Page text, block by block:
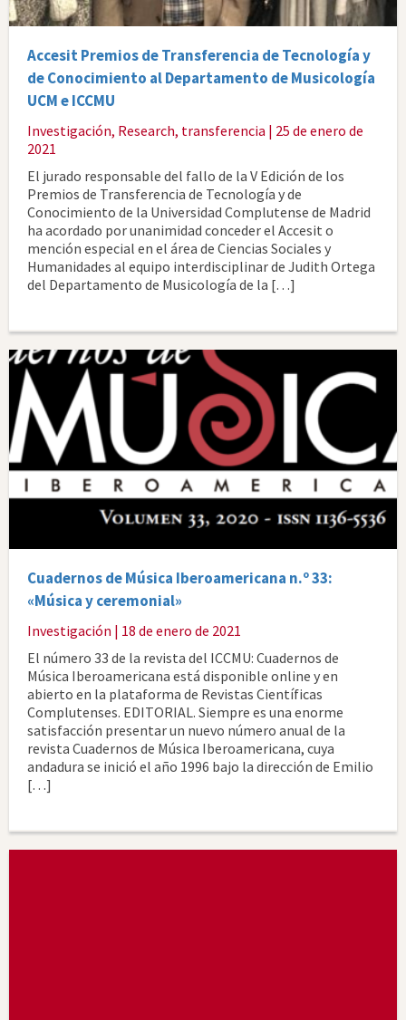
Accesit Premios de Transferencia de Tecnología y
de Conocimiento al Departamento de Musicología
UCM e ICCMU
Investigación, Research, transferencia | 25 de enero de
2021
El jurado responsable del fallo de la V Edición de los
Premios de Transferencia de Tecnología y de
Conocimiento de la Universidad Complutense de Madrid
ha acordado por unanimidad conceder el Accesit o
mención especial en el área de Ciencias Sociales y
Humanidades al equipo interdisciplinar de Judith Ortega
del Departamento de Musicología de la […]
Cuadernos de Música Iberoamericana n.º 33:
«Música y ceremonial»
Investigación | 18 de enero de 2021
El número 33 de la revista del ICCMU: Cuadernos de
Música Iberoamericana está disponible online y en
abierto en la plataforma de Revistas Científicas
Complutenses. EDITORIAL. Siempre es una enorme
satisfacción presentar un nuevo número anual de la
revista Cuadernos de Música Iberoamericana, cuya
andadura se inició el año 1996 bajo la dirección de Emilio
[…]